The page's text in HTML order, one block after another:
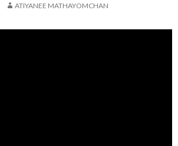
ATIYANEE MATHAYOMCHAN